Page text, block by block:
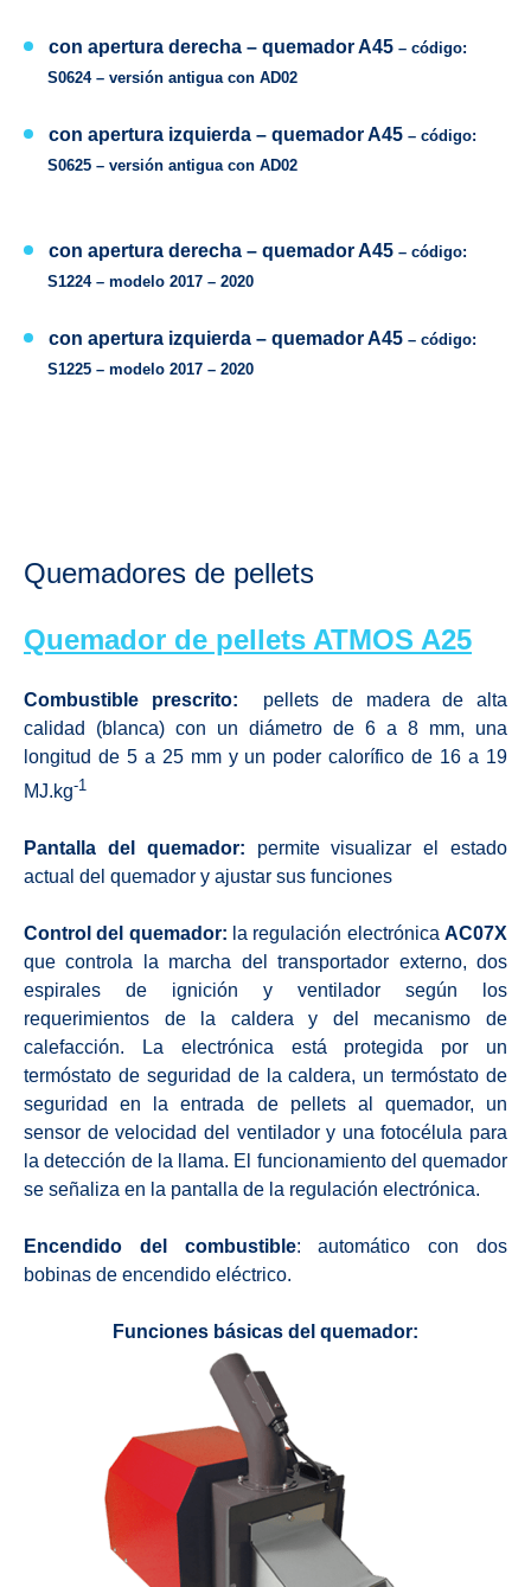
con apertura derecha – quemadorA45 – código:
S0624 – versión antigua con AD02
con apertura izquierda – quemadorA45 – código:
S0625 – versión antigua con AD02
con apertura derecha – quemadorA45 – código:
S1224 – modelo 2017 – 2020
con apertura izquierda – quemadorA45 – código:
S1225 – modelo 2017 – 2020
Quemadores de pellets
Quemador de pellets ATMOS A25
Combustible prescrito:
pellets de madera de alta
calidad (blanca) con un diámetro de 6 a 8 mm, una
longitud de 5 a 25 mm y un poder calorífico de 16 a 19
MJ.kg-1
Pantalla del quemador: permite visualizar el estado
actual del quemador y ajustar sus funciones
Control del quemador: la regulación electrónicaAC07X
que controla la marcha del transportador externo, dos
espirales de ignición y ventilador según los
requerimientos de la caldera y del mecanismo de
calefacción. La electrónica está protegida por un
termóstato de seguridad de la caldera, un termóstato de
seguridad en la entrada de pellets al quemador, un
sensor de velocidad del ventilador y una fotocélula para
la detección de la llama. El funcionamiento del quemador
se señaliza en la pantalla de la regulación electrónica.
Encendido del combustible: automático con dos
bobinas de encendido eléctrico.
Funciones básicas del quemador: